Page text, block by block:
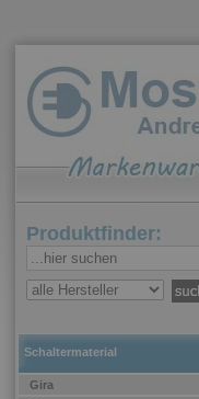
Produktfinder:
Schaltermaterial
Gira